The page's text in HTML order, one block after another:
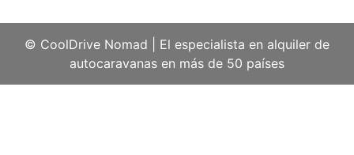
© CoolDrive Nomad
El especialista en alquiler de
autocaravanas en más de 50 países